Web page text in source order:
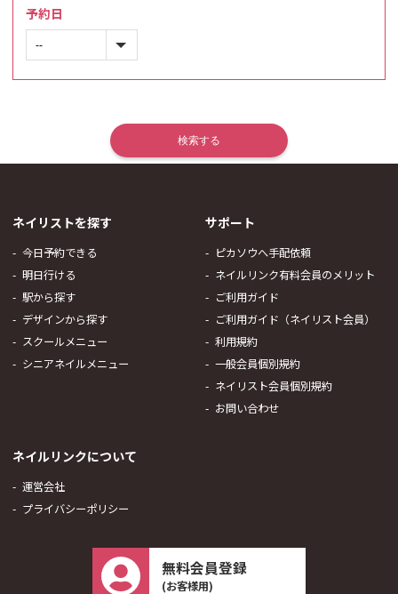
予約日
ネイリストを探す
今日予約できる
明日行ける
駅から探す
デザインから探す
スクールメニュー
シニアネイルメニュー
サポート
ピカソウへ手配依頼
ネイルリンク有料会員のメリット
ご利用ガイド
ご利用ガイド（ネイリスト会員）
利用規約
一般会員個別規約
ネイリスト会員個別規約
お問い合わせ
ネイルリンクについて
運営会社
プライバシーポリシー
無料会員登録
(お客様用)